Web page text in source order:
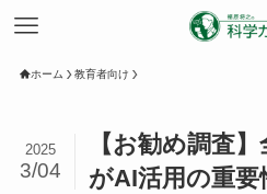
ホーム 教育者向け
【お勧め調査
がAI活用の重要
2025
3/04